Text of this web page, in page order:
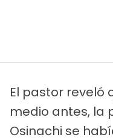
El pastor reveló
medio antes, la
Osinachi se